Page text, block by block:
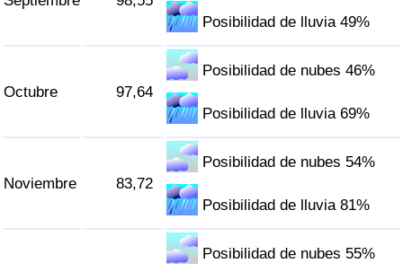
Posibilidad de lluvia 49%
Octubre 97,64
Posibilidad de nubes 46%
Posibilidad de lluvia 69%
Noviembre 83,72
Posibilidad de nubes 54%
Posibilidad de lluvia 81%
Posibilidad de nubes 55%